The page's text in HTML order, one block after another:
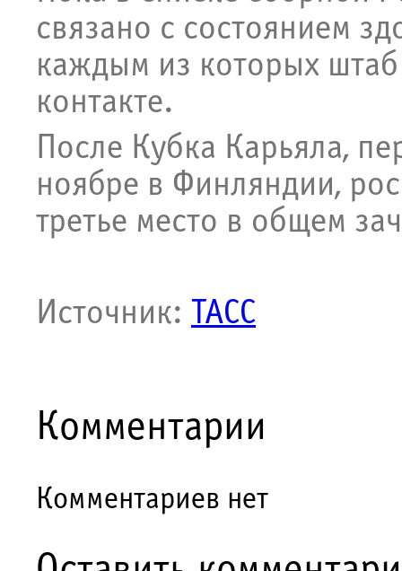
связано с состоянием
каждым из которых
контакте.
После Кубка Карьяла,
ноябре в Финляндии,
третье место в общем
Источник: ТАСС
Комментарии
Комментариев нет